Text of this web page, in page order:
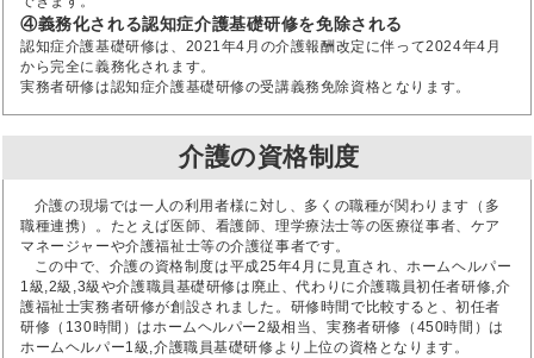
④義務化される認知症介護基礎研修を免除される
認知症介護基礎研修は、2021年4月の介護報酬改定に伴って2024年4月
から完全に義務化されます。
実務者研修は認知症介護基礎研修の受講義務免除資格となります。
介護の資格制度
介護の現場では一人の利用者様に対し、多くの職種が関わります（多
職種連携）。たとえば医師、看護師、理学療法士等の医療従事者、ケア
マネージャーや介護福祉士等の介護従事者です。
この中で、介護の資格制度は平成25年4月に見直され、ホームヘルパー
1級,2級,3級や介護職員基礎研修は廃止、代わりに介護職員初任者研修,介
護福祉士実務者研修が創設されました。研修時間で比較すると、初任者
研修（130時間）はホームヘルパー2級相当、実務者研修（450時間）は
ホームヘルパー1級,介護職員基礎研修より上位の資格となります。